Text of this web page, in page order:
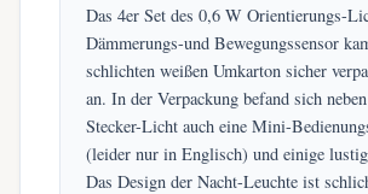
Das 4er Set des 0,6 W Orientierungs-
Dämmerungs-und Bewegungssensor
schlichten weißen Umkarton sicher
an. In der Verpackung befand sich
Stecker-Licht auch eine Mini-
(leider nur in Englisch) und einige
Das Design der Nacht-Leuchte ist